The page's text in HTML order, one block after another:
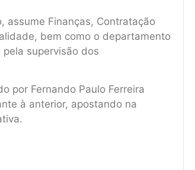
assume Finanças, Contratação
bem como o departamento
supervisão dos
por Fernando Paulo Ferreira
à anterior, apostando na